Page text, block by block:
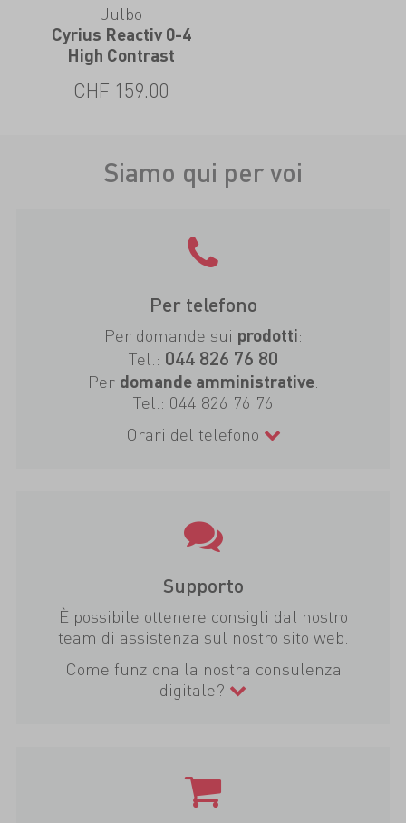
Julbo
Cyrius Reactiv 0-4
High Contrast
CHF 159.00
Siamo qui per voi
Per telefono
Per domande sui prodotti:
Tel.: 044 826 76 80
Per domande amministrative:
Tel.: 044 826 76 76
Orari del telefono
Supporto
È possibile ottenere consigli dal nostro
team di assistenza sul nostro sito web.
Come funziona la nostra consulenza
digitale?